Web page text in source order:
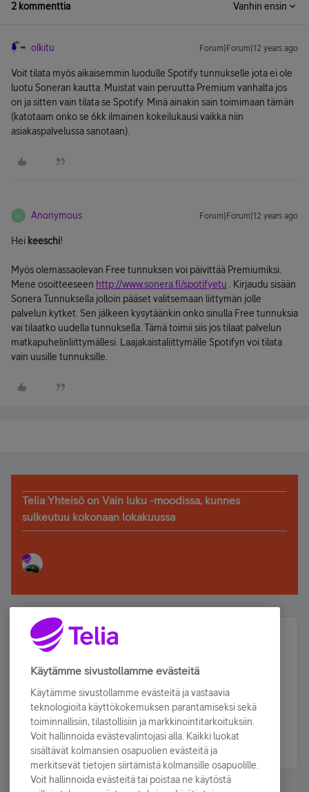
2 kommenttia Vanhin ensin
olkitu Forum|Forum|12 years ago
Voit tilata myös aikaisemmin luodulle Spotify tunnukselle jota ei ole
luotu Soneran kautta. Muistat vain peruutta Premium vanhalta jos
on ja sitten vain tilata se Spotify. Minä ainakin sain toimimaan tämän
(katotaam onko se 6kk ilmainen kokeilukausi vaikka niin
asiakaspalvelussa sanotaan).
A Anonymous Forum|Forum|12 years ago
Hei keeschi!
Myös olemassaolevan Free tunnuksen voi päivittää Premiumiksi.
Mene osoitteeseen http://www.sonera.fi/spotifyetu . Kirjaudu sisään
Sonera Tunnuksella jolloin pääset valitsemaan liittymän jolle
palvelun kytket. Sen jälkeen kysytäänkin onko sinulla Free tunnuksia
vai tilaatko uudella tunnuksella. Tämä toimii siis jos tilaat palvelun
matkapuhelinliittymällesi. Laajakaistaliittymälle Spotifyn voi tilata
vain uusille tunnuksille.
Telia Yhteisö on Vain luku -moodissa, kunnes
sulkeutuu kokonaan lokakuussa
Älä jää paitsi – osallistu ja voita!
Tilaa Telian uutiskirje ja olet mukana arvonnassa.
sähköpostiisi.
Tilaa nyt
Käytämme sivustollamme evästeitä
Käytämme sivustollamme evästeitä ja vastaavia
teknologioita käyttökokemuksen parantamiseksi sekä
toiminnallisiin, tilastollisiin ja markkinointitarkoituksiin.
Voit hallinnoida evästevalintojasi alla. Kaikki luokat
sisältävät kolmansien osapuolien evästeitä ja
merkitsevät tietojen siirtämistä kolmansille osapuolille.
Voit hallinnoida evästeitä tai poistaa ne käytöstä